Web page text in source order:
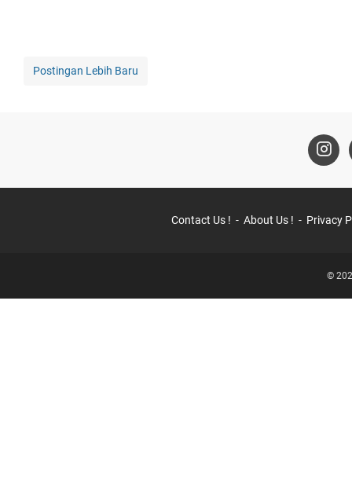
Postingan Lebih Baru
Contact Us ! About Us ! Privacy
©